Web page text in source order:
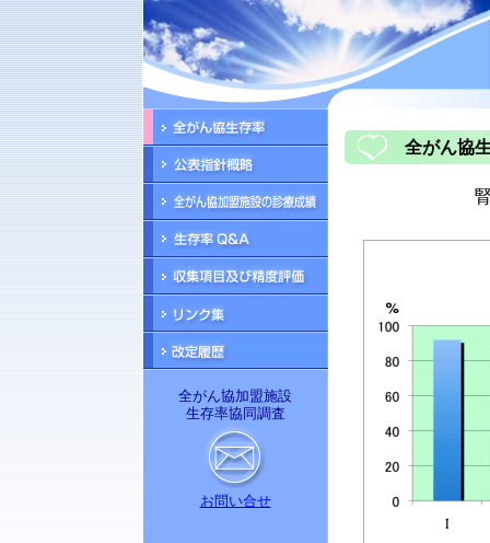
全がん協加盟施設
生存率協同調査
お問い合せ
全がん協